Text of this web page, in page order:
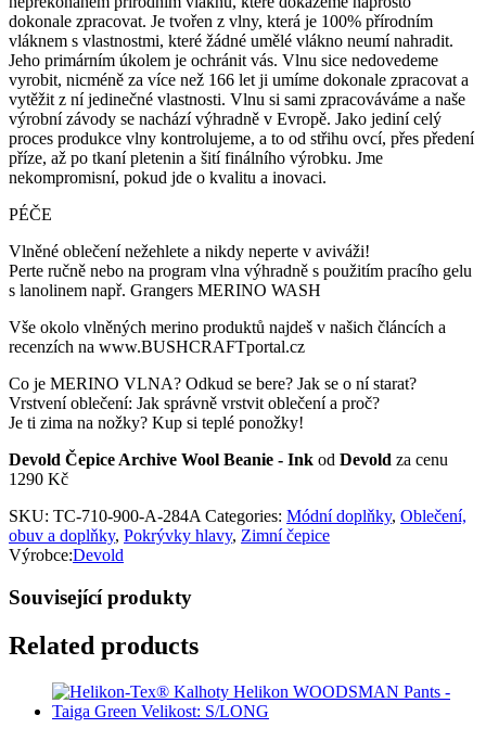
dokonale zpracovat. Je tvořen z vlny, která je 100% přírodním
vláknem s vlastnostmi, které žádné umělé vlákno neumí nahradit.
Jeho primárním úkolem je ochránit vás. Vlnu sice nedovedeme
vyrobit, nicméně za více než 166 let ji umíme dokonale zpracovat a
vytěžit z ní jedinečné vlastnosti. Vlnu si sami zpracováváme a naše
výrobní závody se nachází výhradně v Evropě. Jako jediní celý
proces produkce vlny kontrolujeme, a to od střihu ovcí, přes předení
příze, až po tkaní pletenin a šití finálního výrobku. Jme
nekompromisní, pokud jde o kvalitu a inovaci.
PÉČE
Vlněné oblečení nežehlete a nikdy neperte v aviváži!
Perte ručně nebo na program vlna výhradně s použitím pracího gelu
s lanolinem např. Grangers MERINO WASH
Vše okolo vlněných merino produktů najdeš v našich článcích a
recenzích na www.BUSHCRAFTportal.cz
Co je MERINO VLNA? Odkud se bere? Jak se o ní starat?
Vrstvení oblečení: Jak správně vrstvit oblečení a proč?
Je ti zima na nožky? Kup si teplé ponožky!
Devold Čepice Archive Wool Beanie - Ink od Devold za cenu
1290 Kč
SKU: TC-710-900-A-284A Categories: Módní doplňky, Oblečení,
obuv a doplňky, Pokrývky hlavy, Zimní čepice
Výrobce:Devold
Související produkty
Related products